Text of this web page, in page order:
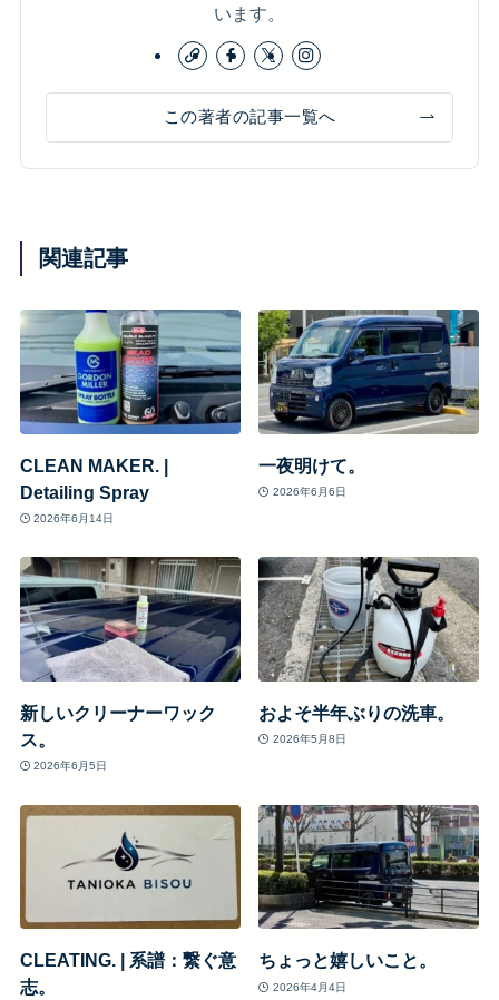
います。
この著者の記事一覧へ
関連記事
CLEAN MAKER. |
Detailing Spray
2026年6月14日
一夜明けて。
2026年6月6日
新しいクリーナーワック
ス。
2026年6月5日
およそ半年ぶりの洗車。
2026年5月8日
CLEATING. | 系譜：繋ぐ意
志。
ちょっと嬉しいこと。
2026年4月4日